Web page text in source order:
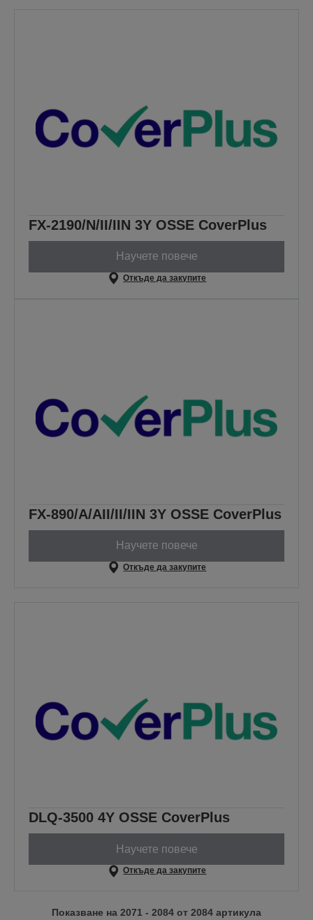
FX-2190/N/II/IIN 3Y OSSE CoverPlus
Научете повече
Откъде да закупите
FX-890/A/AII/II/IIN 3Y OSSE CoverPlus
Научете повече
Откъде да закупите
DLQ-3500 4Y OSSE CoverPlus
Научете повече
Откъде да закупите
Показване на 2071 - 2084 от 2084 артикула